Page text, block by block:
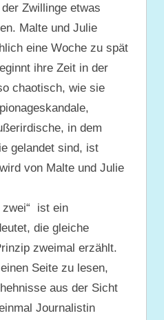
Zwillinge etwas
Malte und Julie
eine Woche zu spät
ihre Zeit in der
chaotisch, wie sie
in dem
gelandet sind, ist
von Malte und Julie
zwei“ ist ein
die gleiche
zweimal erzählt.
Seite zu lesen,
aus der Sicht
Journalistin